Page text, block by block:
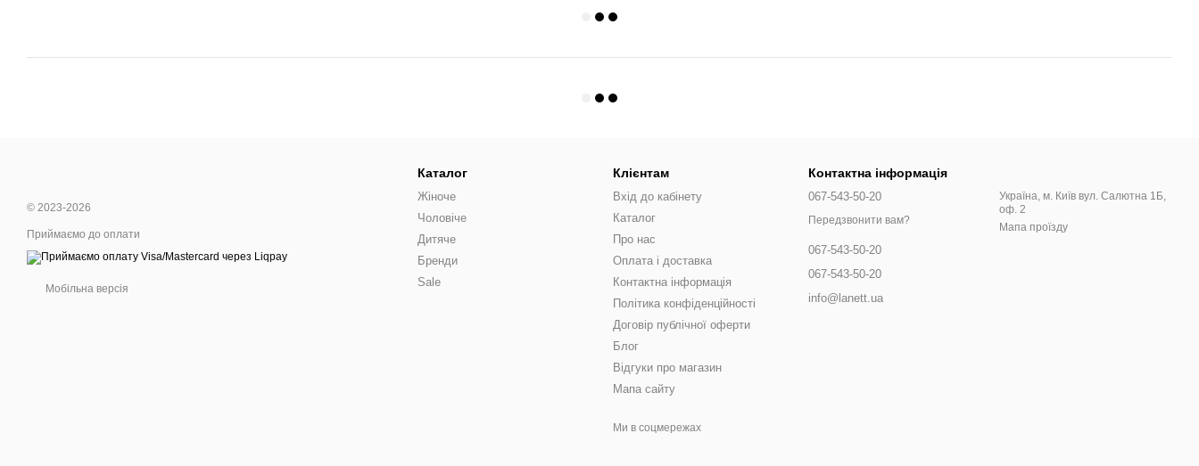
© 2023-2026
Приймаємо до оплати
Мобільна версія
Каталог
Жіноче
Чоловіче
Дитяче
Бренди
Sale
Клієнтам
Вхід до кабінету
Каталог
Про нас
Оплата і доставка
Контактна інформація
Політика конфіденційності
Договір публічної оферти
Блог
Відгуки про магазин
Мапа сайту
Ми в соцмережах
Контактна інформація
067-543-50-20
Передзвонити вам?
067-543-50-20
067-543-50-20
info@lanett.ua
Україна, м. Київ вул. Салютна 1Б,
оф. 2
Мапа проїзду